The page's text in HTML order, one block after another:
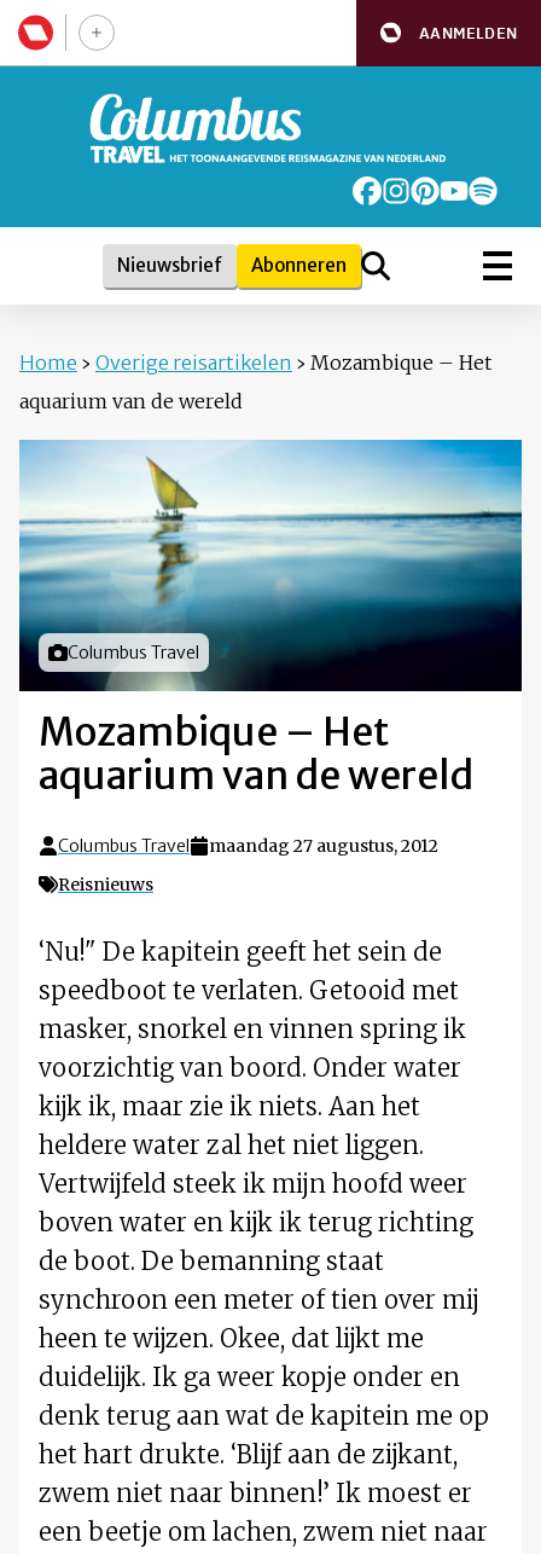
AANMELDEN
Nieuwsbrief Abonneren
Home › Overige reisartikelen › Mozambique – Het
aquarium van de wereld
Foto door
Columbus Travel
Mozambique – Het
aquarium van de wereld
Columbus Travel
maandag 27 augustus, 2012
Reisnieuws
‘Nu!" De kapitein geeft het sein de
speedboot te verlaten. Getooid met
masker, snorkel en vinnen spring ik
voorzichtig van boord. Onder water
kijk ik, maar zie ik niets. Aan het
heldere water zal het niet liggen.
Vertwijfeld steek ik mijn hoofd weer
boven water en kijk ik terug richting
de boot. De bemanning staat
synchroon een meter of tien over mij
heen te wijzen. Okee, dat lijkt me
duidelijk. Ik ga weer kopje onder en
denk terug aan wat de kapitein me op
het hart drukte. ‘Blijf aan de zijkant,
zwem niet naar binnen!’ Ik moest er
een beetje om lachen, zwem niet naar